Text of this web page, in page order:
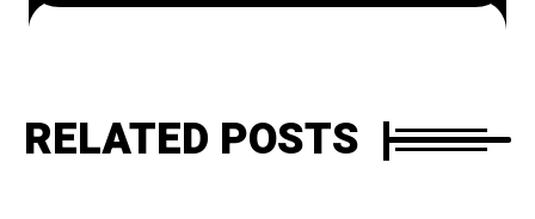
から7/15リリースするデビュ
説・歌詞対訳はLuby Sparksの加
藤夏樹が担当している。
RELATED POSTS